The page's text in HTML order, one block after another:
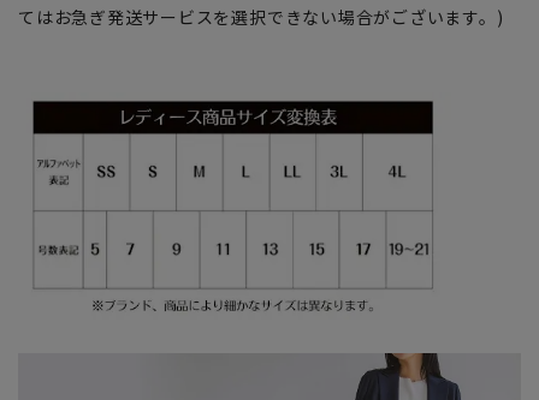
てはお急ぎ発送サービスを選択できない場合がございます。)